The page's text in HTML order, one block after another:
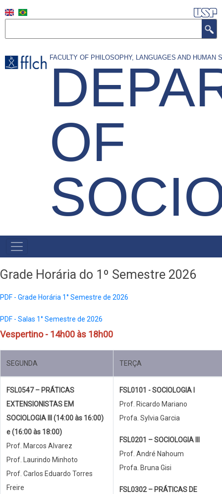
to
FACULTY OF PHILOSOPHY, LANGUAGES AND
OF
NAVEGAÇÃO
PRINCIPAL
Grade Horária do 1º Semestre 2026
PDF - Grade Horária 1° Semestre de 2026
PDF - Salas 1° Semestre de 2026
Vespertino - 14h00 às 18h00
SEGUNDA TERÇA
FSL0547 – PRÁTICAS
EXTENSIONISTAS EM
SOCIOLOGIA III (14:00 às 16:00)
e (16:00 às 18:00)
Prof. Marcos Alvarez
Prof. Laurindo Minhoto
Prof. Carlos Eduardo Torres
Freire
FSL0101 - SOCIOLOGIA I
Prof. Ricardo Mariano
Profa. Sylvia Garcia
FSL0201 – SOCIOLOGIA III
Prof. André Nahoum
Profa. Bruna Gisi
FSL0302 – PRÁTICAS DE